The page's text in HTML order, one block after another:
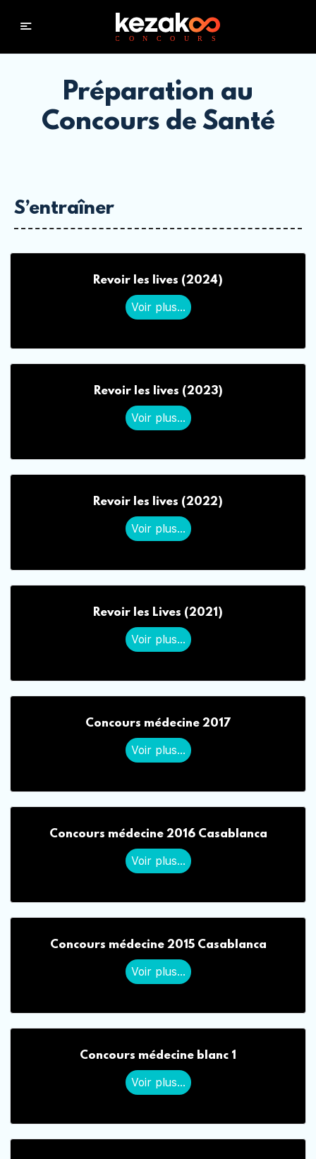
Préparation au
Concours de Santé
S’entraîner
Revoir les lives (2024)
Voir plus...
Revoir les lives (2023)
Voir plus...
Revoir les lives (2022)
Voir plus...
Revoir les Lives (2021)
Voir plus...
Concours médecine 2017
Voir plus...
Concours médecine 2016 Casablanca
Voir plus...
Concours médecine 2015 Casablanca
Voir plus...
Concours médecine blanc 1
Voir plus...